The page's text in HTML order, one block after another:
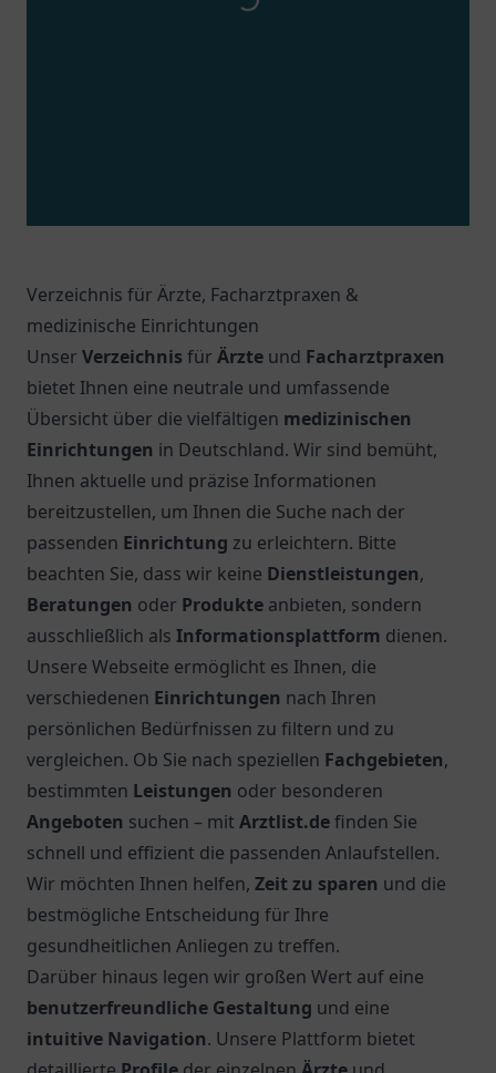
Verzeichnis für Ärzte, Facharztpraxen &
medizinische Einrichtungen
Unser Verzeichnis für Ärzte und Facharztpraxen
bietet Ihnen eine neutrale und umfassende
Übersicht über die vielfältigen medizinischen
Einrichtungen in Deutschland. Wir sind bemüht,
Ihnen aktuelle und präzise Informationen
bereitzustellen, um Ihnen die Suche nach der
passenden Einrichtung zu erleichtern. Bitte
beachten Sie, dass wir keine Dienstleistungen,
Beratungen oder Produkte anbieten, sondern
ausschließlich als Informationsplattform dienen.
Unsere Webseite ermöglicht es Ihnen, die
verschiedenen Einrichtungen nach Ihren
persönlichen Bedürfnissen zu filtern und zu
vergleichen. Ob Sie nach speziellen Fachgebieten,
bestimmten Leistungen oder besonderen
Angeboten suchen – mit Arztlist.definden Sie
schnell und effizient die passenden Anlaufstellen.
Wir möchten Ihnen helfen, Zeit zu sparen und die
bestmögliche Entscheidung für Ihre
gesundheitlichen Anliegen zu treffen.
Darüber hinaus legen wir großen Wert auf eine
benutzerfreundliche Gestaltung und eine
intuitive Navigation. Unsere Plattform bietet